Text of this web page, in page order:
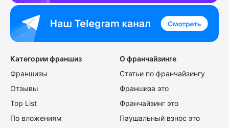
Категории франшиз
Франшизы
Отзывы
Top List
По вложениям
О франчайзинге
Статьи по франчайзингу
Франшиза это
Франчайзинг это
Паушальный взнос это